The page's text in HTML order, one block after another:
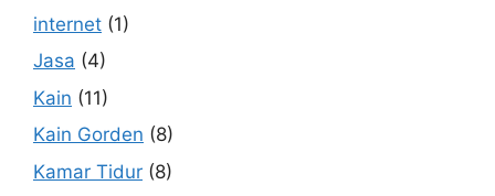
internet (1)
Jasa (4)
Kain (11)
Kain Gorden (8)
Kamar Tidur (8)